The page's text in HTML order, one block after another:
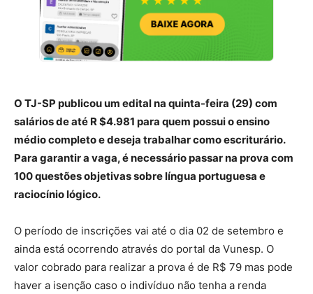
O TJ-SP publicou um edital na quinta-feira (29) com
salários de até R $4.981 para quem possui o ensino
médio completo e deseja trabalhar como escriturário.
Para garantir a vaga, é necessário passar na prova com
100 questões objetivas sobre língua portuguesa e
raciocínio lógico.
O período de inscrições vai até o dia 02 de setembro e
ainda está ocorrendo através do portal da Vunesp. O
valor cobrado para realizar a prova é de R$ 79 mas pode
haver a isenção caso o indivíduo não tenha a renda